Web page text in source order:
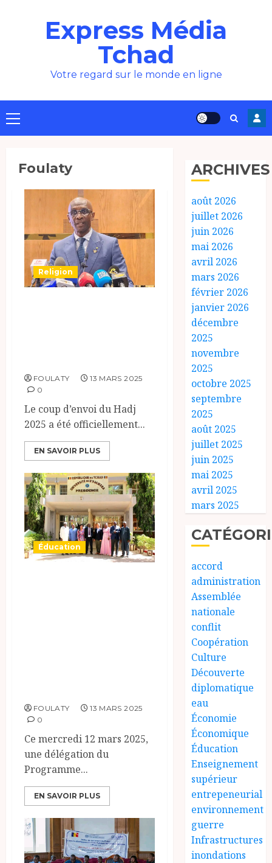
Express Média
Tchad
Votre regard sur le monde en ligne
Menu
principal
Foulaty
Religion
FOULATY
13 MARS 2025
0
Le coup d’envoi du Hadj
2025 a été officiellement...
EN SAVOIR PLUS
Éducation
FOULATY
13 MARS 2025
0
Ce mercredi 12 mars 2025,
une délégation du
Programme...
EN SAVOIR PLUS
ARCHIVES
août 2026
juillet 2026
juin 2026
mai 2026
avril 2026
mars 2026
février 2026
janvier 2026
décembre
2025
novembre
2025
octobre 2025
septembre
2025
août 2025
juillet 2025
juin 2025
mai 2025
avril 2025
mars 2025
accord
administration
Assemblée
nationale
conflit
Coopération
Culture
Découverte
diplomatique
eau
Économie
Économique
Éducation
Enseignement
supérieur
entrepeneurial
environnement
guerre
Infrastructures
inondations